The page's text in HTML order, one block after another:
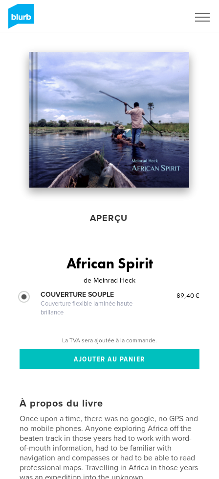
APERÇU
African Spirit
de Meinrad Heck
COUVERTURE SOUPLE
Couverture flexible laminée haute
brillance
89,40 €
La TVA sera ajoutée à la commande.
À propos du livre
Once upon a time, there was no google, no GPS and
no mobile phones. Anyone exploring Africa off the
beaten track in those years had to work with word-
of-mouth information, had to be familiar with
navigation and compasses or had to be able to read
professional maps. Travelling in Africa in those years